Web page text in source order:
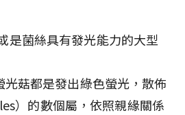
是菌絲具有發光能力的大型
菇都是發出綠色螢光，散佈
）的數個屬，依照親緣關係